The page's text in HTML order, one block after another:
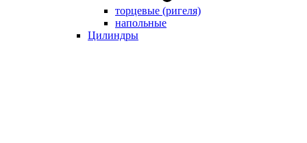
торцевые (ригеля)
напольные
Цилиндры